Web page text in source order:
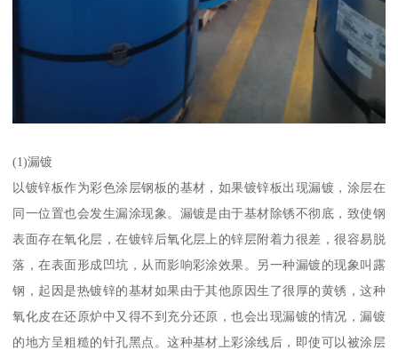
(1)漏镀
以镀锌板作为彩色涂层钢板的基材，如果镀锌板出现漏镀，涂层在
同一位置也会发生漏涂现象。漏镀是由于基材除锈不彻底，致使钢
表面存在氧化层，在镀锌后氧化层上的锌层附着力很差，很容易脱
落，在表面形成凹坑，从而影响彩涂效果。另一种漏镀的现象叫露
钢，起因是热镀锌的基材如果由于其他原因生了很厚的黄锈，这种
氧化皮在还原炉中又得不到充分还原，也会出现漏镀的情况，漏镀
的地方呈粗糙的针孔黑点。这种基材上彩涂线后，即使可以被涂层